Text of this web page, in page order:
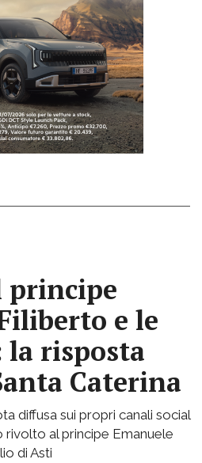
principe
e le
la risposta
Caterina
diffusa sui propri canali social
al principe Emanuele
di Asti